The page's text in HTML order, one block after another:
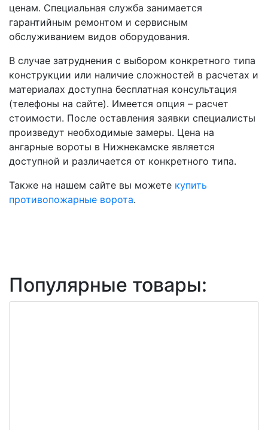
ценам. Специальная служба занимается
гарантийным ремонтом и сервисным
обслуживанием видов оборудования.
В случае затруднения с выбором конкретного типа
конструкции или наличие сложностей в расчетах и
материалах доступна бесплатная консультация
(телефоны на сайте). Имеется опция – расчет
стоимости. После оставления заявки специалисты
произведут необходимые замеры. Цена на
ангарные вороты в Нижнекамске является
доступной и различается от конкретного типа.
Также на нашем сайте вы можете купить
противопожарные ворота.
Популярные товары: